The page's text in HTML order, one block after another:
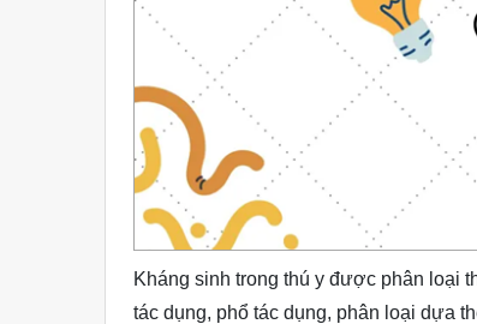
Kháng sinh trong thú y được phân loại
tác dụng, phổ tác dụng, phân loại dựa